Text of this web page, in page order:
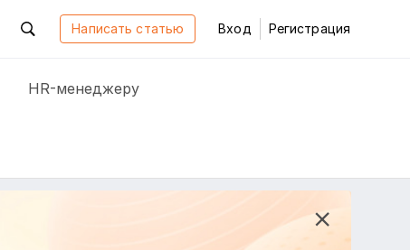
Написать статью Вход Регистрация
HR-менеджеру